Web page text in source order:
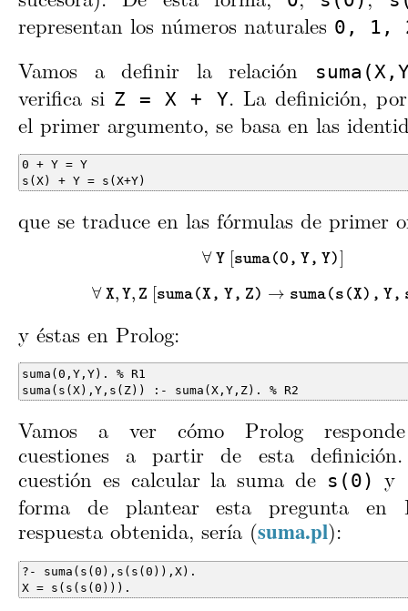
representan los números naturales 0, 1,
Vamos a definir la relación
verifica si Z = X + Y. La definición,
el primer argumento, se basa en las
s(X) + Y = s(X+Y)
que se traduce en las fórmulas de primer
∀ Y [suma(0 , Y, Y) ]
∀ Y [suma(0 ,Y ,Y)]
∀ X, Y, Z [suma(X, Y, Z) → suma( s (X) , Y,
∀ X,Y,Z [suma(X ,Y Z)→suma(s(X ), Y,s
y éstas en Prolog:
suma(s(X),Y,s(Z)) :- suma(X,Y,Z). % R2
Vamos a ver cómo Prolog
cuestiones a partir de esta
cuestión es calcular la suma de s(0) y
forma de plantear esta pregunta en
respuesta obtenida, sería (suma.pl):
X = s(s(s(0))).